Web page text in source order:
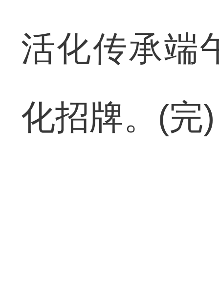
活化传承端
化招牌。(完)